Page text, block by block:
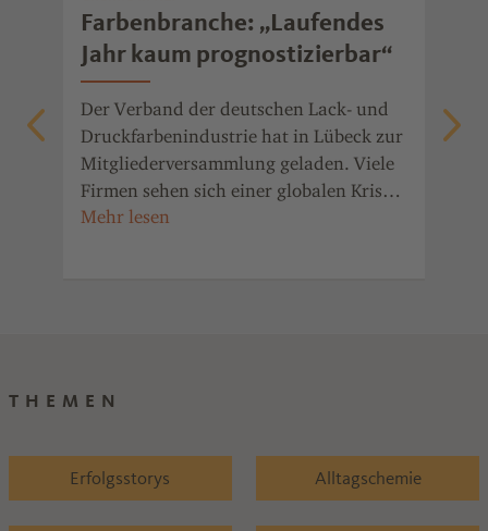
Farbenbranche: „Laufendes
Jahr kaum prognostizierbar“
Der Verband der deutschen Lack- und
Druckfarbenindustrie hat in Lübeck zur
Mitgliederversammlung geladen. Viele
Firmen sehen sich einer globalen Krise
ausgesetzt.
THEMEN
Erfolgsstorys Alltagschemie